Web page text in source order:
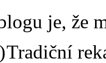
je, že
Tradiční